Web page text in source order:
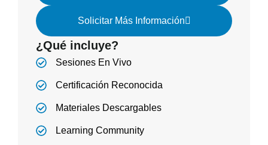
Solicitar Más Información
¿Qué incluye?
Sesiones En Vivo
Certificación Reconocida
Materiales Descargables
Learning Community